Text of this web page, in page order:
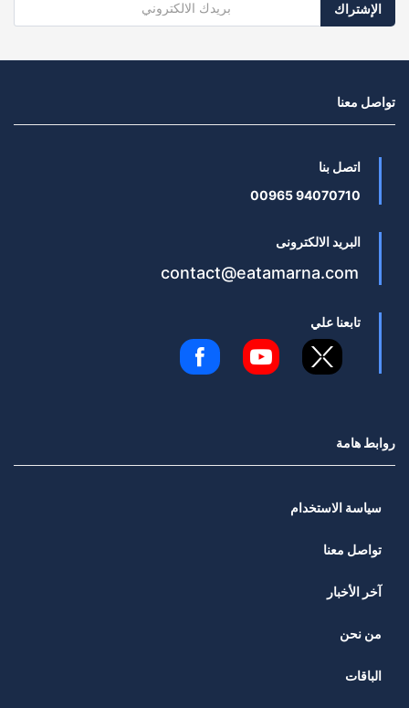
الإشتراك
تواصل معنا
اتصل بنا
94070710 00965
البريد الالكترونى
contact@eatamarna.com
تابعنا علي
روابط هامة
سياسة الاستخدام
تواصل معنا
آخر الأخبار
من نحن
الباقات